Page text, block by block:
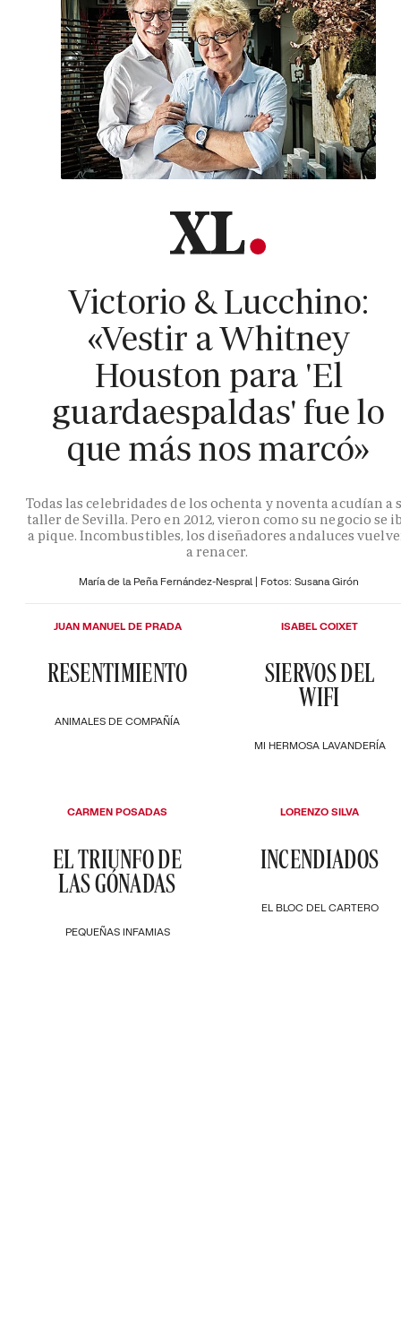
Victorio & Lucchino:
«Vestir a Whitney
Houston para 'El
guardaespaldas' fue lo
que más nos marcó»
Todas las celebridades de los ochenta y noventa acudían a
taller de Sevilla. Pero en 2012, vieron como su negocio se
a pique. Incombustibles, los diseñadores andaluces
a renacer.
María de la Peña Fernández-Nespral | Fotos: Susana Girón
ANIMALES DE COMPAÑÍA
RESENTIMIENTO
JUAN MANUEL DE PRADA
MI HERMOSA LAVANDERÍA
SIERVOS DEL
WIFI
ISABEL COIXET
PEQUEÑAS INFAMIAS
EL TRIUNFO DE
LAS GÓNADAS
CARMEN POSADAS
EL BLOC DEL CARTERO
INCENDIADOS
LORENZO SILVA